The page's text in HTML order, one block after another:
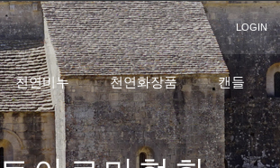
LOGIN
천연비누 천연화장품 캔들